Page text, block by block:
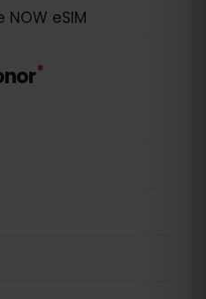
eSIM
*